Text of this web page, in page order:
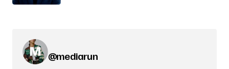
@mediarun